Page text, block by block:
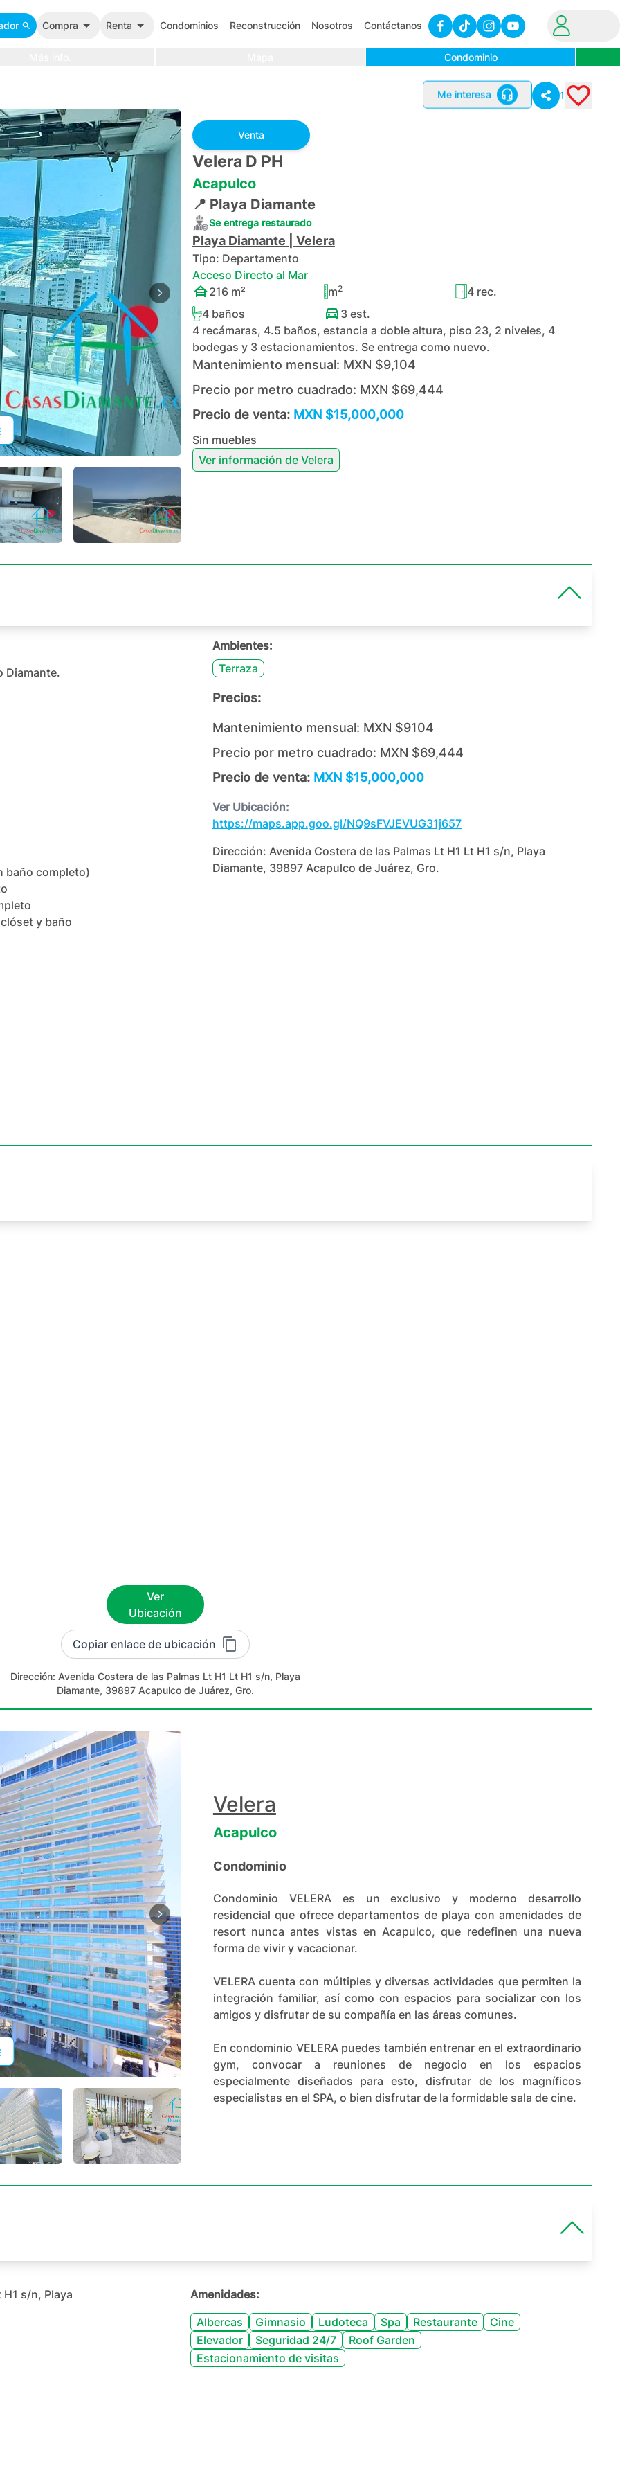
Compra Renta Condominios Reconstrucción Nosotros Contáctanos
Condominio
Me interesa 1
+34
Venta
Velera D PH
Acapulco
📍 Playa Diamante
Se entrega restaurado
Playa Diamante Velera
Tipo: Departamento
Acceso Directo al Mar
216m² m2 4rec.
4 baños 3est.
4 recámaras, 4.5 baños, estancia a doble altura, piso 23, 2 niveles, 4
bodegas y 3 estacionamientos. Se entrega como nuevo.
Mantenimiento mensual: MXN $9,104
Precio por metro cuadrado: MXN $69,444
Precio de venta: MXN $15,000,000
Sin muebles
Ver información de Velera
Diamante.
baño completo)
y baño
Ambientes:
Terraza
Precios:
Mantenimiento mensual: MXN $9104
Precio por metro cuadrado: MXN $69,444
Precio de venta: MXN $15,000,000
Ver Ubicación:
https://maps.app.goo.gl/NQ9sFVJEVUG31j657
Dirección: Avenida Costera de las Palmas Lt H1 Lt H1 s/n, Playa
Diamante, 39897 Acapulco de Juárez, Gro.
Ver
Ubicación
Copiar enlace de ubicación
Dirección: Avenida Costera de las Palmas Lt H1 Lt H1 s/n, Playa
Diamante, 39897 Acapulco de Juárez, Gro.
+41
Velera
Acapulco
Condominio
Condominio VELERA es un exclusivo y moderno desarrollo
residencial que ofrece departamentos de playa con amenidades de
resort nunca antes vistas en Acapulco, que redefinen una nueva
forma de vivir y vacacionar.
VELERA cuenta con múltiples y diversas actividades que permiten la
integración familiar, así como con espacios para socializar con los
amigos y disfrutar de su compañía en las áreas comunes.
En condominio VELERA puedes también entrenar en el extraordinario
gym, convocar a reuniones de negocio en los espacios
especialmente diseñados para esto, disfrutar de los magníficos
especialistas en el SPA, o bien disfrutar de la formidable sala de cine.
s/n, Playa
Amenidades:
Albercas
Gimnasio Ludoteca Spa Restaurante
Cine
Elevador
Seguridad 24/7
Roof Garden
Estacionamiento de visitas